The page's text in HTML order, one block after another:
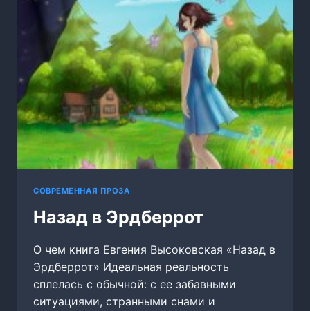
СОВРЕМЕННАЯ ПРОЗА
Назад в Эрдберрот
О чем книга Евгения Высоковская «Назад в
Эрдберрот» Идеальная реальность
сплелась с обычной: с ее забавными
ситуациями, странными снами и